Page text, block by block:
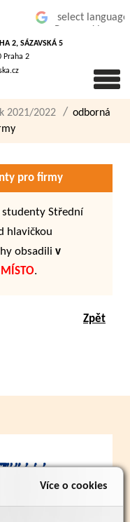
Více o cookies
2, SÁZAVSKÁ 5
Praha 2
2021/2022
odborná
pro firmy
studenty Střední
hlavičkou
obsadili v
.
Zpět